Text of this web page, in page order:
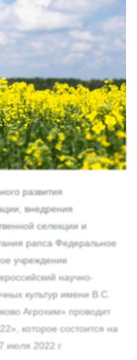
развития
внедрения
селекции и
рапса Федеральное
учреждение
научно-
культур имени В.С.
Агрохим» проводит
которое состоится на
июля 2022 г.